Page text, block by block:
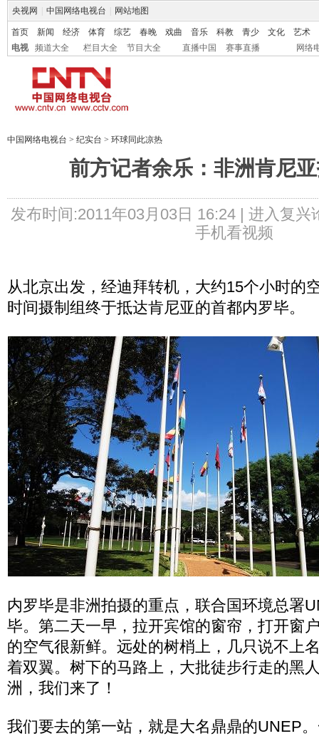
央视网 中国网络电视台 网站地图
首页 新闻 经济 体育 综艺 春晚 戏曲 音乐 科教 青少 文化
艺术
电视
频道大全 栏目大全 节目大全 直播中国 赛事直播 网络
中国网络电视台 > 纪实台 > 环球同此凉热
前方记者余乐：非洲肯尼
发布时间:2011年03月03日 16:24 | 进入复兴
手机看视频
从北京出发，经迪拜转机，大约15个小时的
时间摄制组终于抵达肯尼亚的首都内罗毕。
内罗毕是非洲拍摄的重点，联合国环境总署
毕。第二天一早，拉开宾馆的窗帘，打开窗
的空气很新鲜。远处的树梢上，几只说不上
着双翼。树下的马路上，大批徒步行走的黑
洲，我们来了！
我们要去的第一站，就是大名鼎鼎的UNEP